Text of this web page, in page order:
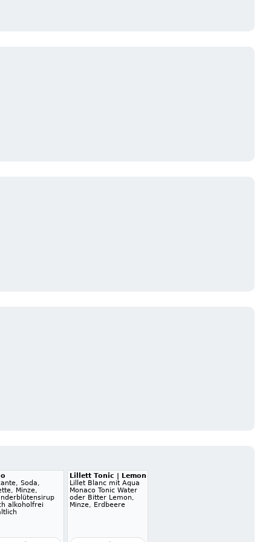
Soda,
Minze,
alkoholfrei
Lillett Tonic | Lemon
Lillet Blanc mit Aqua
Monaco Tonic Water
oder Bitter Lemon,
Minze, Erdbeere